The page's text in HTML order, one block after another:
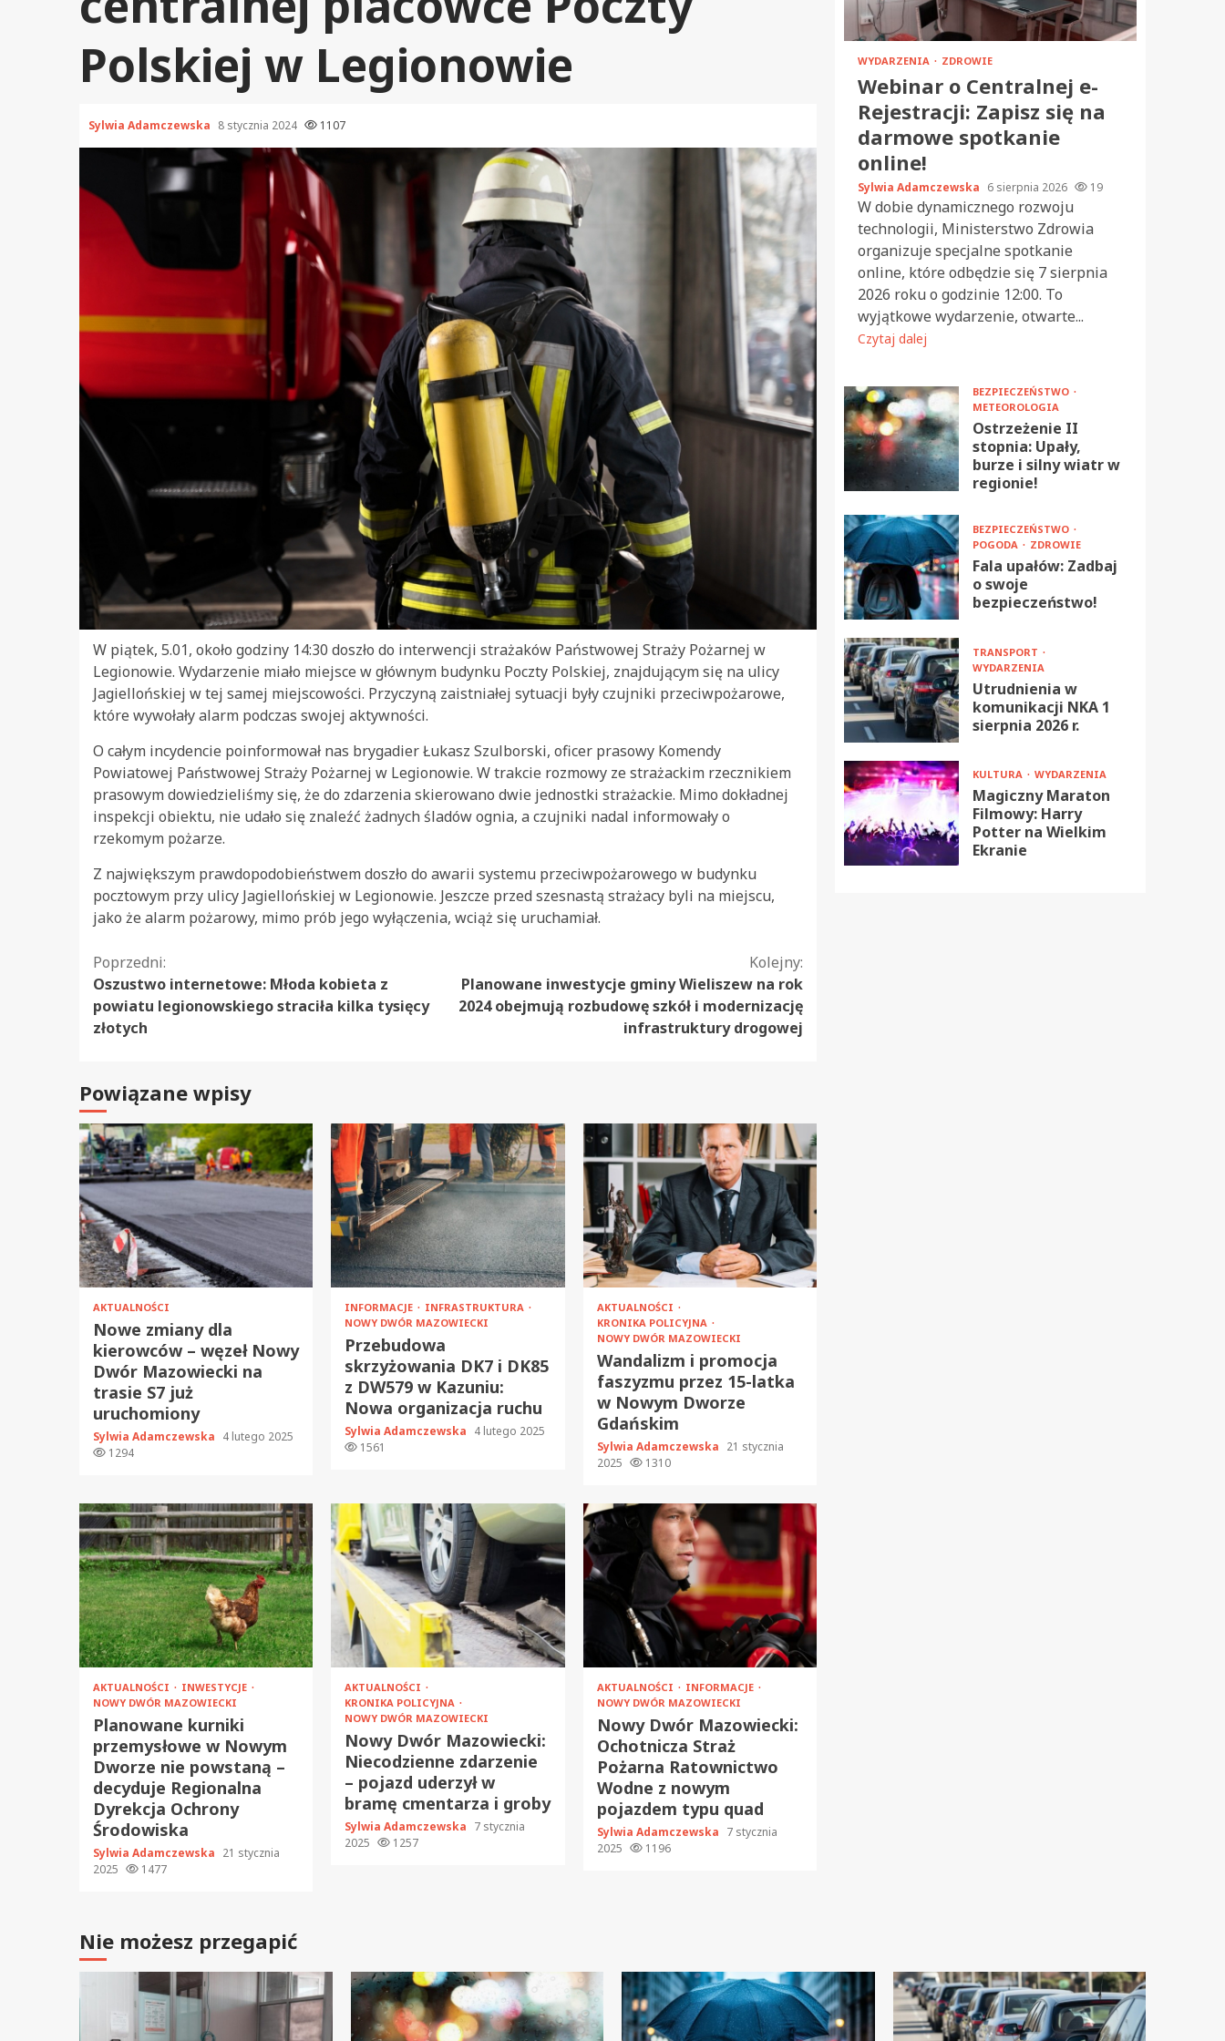
Polskiej w Legionowie
Sylwia Adamczewska 8 stycznia 2024 1107
W piątek, 5.01, około godziny 14:30 doszło do interwencji strażaków Państwowej Straży Pożarnej w
Legionowie. Wydarzenie miało miejsce w głównym budynku Poczty Polskiej, znajdującym się na ulicy
Jagiellońskiej w tej samej miejscowości. Przyczyną zaistniałej sytuacji były czujniki przeciwpożarowe,
które wywołały alarm podczas swojej aktywności.
O całym incydencie poinformował nas brygadier Łukasz Szulborski, oficer prasowy Komendy
Powiatowej Państwowej Straży Pożarnej w Legionowie. W trakcie rozmowy ze strażackim rzecznikiem
prasowym dowiedzieliśmy się, że do zdarzenia skierowano dwie jednostki strażackie. Mimo dokładnej
inspekcji obiektu, nie udało się znaleźć żadnych śladów ognia, a czujniki nadal informowały o
rzekomym pożarze.
Z największym prawdopodobieństwem doszło do awarii systemu przeciwpożarowego w budynku
pocztowym przy ulicy Jagiellońskiej w Legionowie. Jeszcze przed szesnastą strażacy byli na miejscu,
jako że alarm pożarowy, mimo prób jego wyłączenia, wciąż się uruchamiał.
Kontynuuj
czytanie
Poprzedni:
Oszustwo internetowe: Młoda kobieta z
powiatu legionowskiego straciła kilka tysięcy
złotych
Kolejny:
Planowane inwestycje gminy Wieliszew na rok
2024 obejmują rozbudowę szkół i modernizację
infrastruktury drogowej
Powiązane wpisy
AKTUALNOŚCI
Nowe zmiany dla
kierowców – węzeł Nowy
Dwór Mazowiecki na
trasie S7 już
uruchomiony
Sylwia Adamczewska 4 lutego 2025
1294
INFORMACJE
INFRASTRUKTURA
NOWY DWÓR MAZOWIECKI
Przebudowa
skrzyżowania DK7 i DK85
z DW579 w Kazuniu:
Nowa organizacja ruchu
Sylwia Adamczewska 4 lutego 2025
1561
AKTUALNOŚCI
KRONIKA POLICYJNA
NOWY DWÓR MAZOWIECKI
Wandalizm i promocja
faszyzmu przez 15-latka
w Nowym Dworze
Gdańskim
Sylwia Adamczewska 21 stycznia
2025
1310
AKTUALNOŚCI
INWESTYCJE
NOWY DWÓR MAZOWIECKI
Planowane kurniki
przemysłowe w Nowym
Dworze nie powstaną –
decyduje Regionalna
Dyrekcja Ochrony
Środowiska
Sylwia Adamczewska 21 stycznia
2025
1477
AKTUALNOŚCI
KRONIKA POLICYJNA
NOWY DWÓR MAZOWIECKI
Nowy Dwór Mazowiecki:
Niecodzienne zdarzenie
– pojazd uderzył w
bramę cmentarza i groby
Sylwia Adamczewska 7 stycznia
2025
1257
AKTUALNOŚCI
INFORMACJE
NOWY DWÓR MAZOWIECKI
Nowy Dwór Mazowiecki:
Ochotnicza Straż
Pożarna Ratownictwo
Wodne z nowym
pojazdem typu quad
Sylwia Adamczewska 7 stycznia
2025
1196
WYDARZENIA ZDROWIE
Webinar o Centralnej e-
Rejestracji: Zapisz się na
darmowe spotkanie
online!
Sylwia Adamczewska 6 sierpnia 2026 19
W dobie dynamicznego rozwoju
technologii, Ministerstwo Zdrowia
organizuje specjalne spotkanie
online, które odbędzie się 7 sierpnia
2026 roku o godzinie 12:00. To
wyjątkowe wydarzenie, otwarte...
Czytaj dalej
BEZPIECZEŃSTWO
METEOROLOGIA
Ostrzeżenie II
stopnia: Upały,
burze i silny wiatr w
regionie!
BEZPIECZEŃSTWO
POGODA
ZDROWIE
Fala upałów: Zadbaj
o swoje
bezpieczeństwo!
TRANSPORT
WYDARZENIA
Utrudnienia w
komunikacji NKA 1
sierpnia 2026 r.
KULTURA WYDARZENIA
Magiczny Maraton
Filmowy: Harry
Potter na Wielkim
Ekranie
Nie możesz przegapić